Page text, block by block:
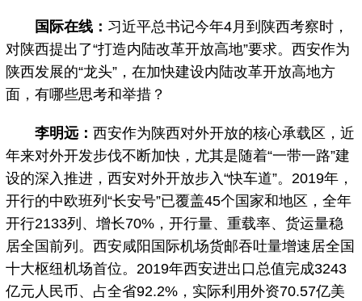
国际在线： 习近平总书记今年4月到陕西考察时，
对陕西提出了“打造内陆改革开放高地”要求。西安作为
陕西发展的“龙头”，在加快建设内陆改革开放高地方
面，有哪些思考和举措？
李明远：西安作为陕西对外开放的核心承载区，近
年来对外开发步伐不断加快，尤其是随着“一带一路”建
设的深入推进，西安对外开放步入“快车道”。2019年，
开行的中欧班列“长安号”已覆盖45个国家和地区，全年
开行2133列、增长70%，开行量、重载率、货运量稳
居全国前列。西安咸阳国际机场货邮吞吐量增速居全国
十大枢纽机场首位。2019年西安进出口总值完成3243
亿元人民币、占全省92.2%，实际利用外资70.57亿美